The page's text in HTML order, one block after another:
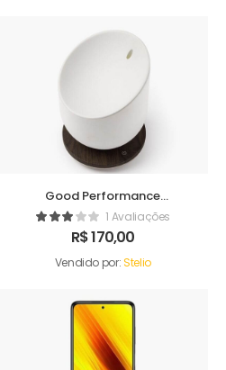
Good Performance
Humidifer1 Avaliações
R$170,00
Vendido por:Stelio